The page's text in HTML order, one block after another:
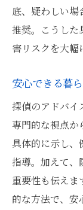
底、疑わしい場
推奨。こうした
害リスクを大幅
安心できる暮
探偵のアドバイ
専門的な視点か
具体的に示し、
指導。加えて、
重要性も伝えま
的な方法で、